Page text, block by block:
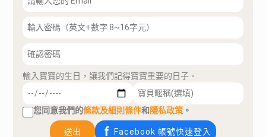
輸入寶寶的生日，讓我們記得寶寶重要的日子。
您同意我們的條款及細則條件和隱私政策 。
送出 Facebook 帳號快速登入